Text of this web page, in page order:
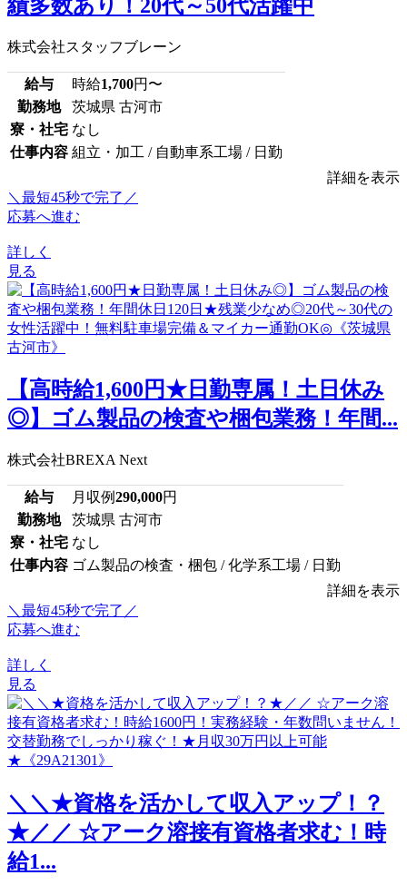
績多数あり！20代～50代活躍中
株式会社スタッフブレーン
給与 時給1,700円〜
勤務地
茨城県 古河市
寮・社宅 なし
仕事内容 組立・加工 / 自動車系工場 / 日勤
詳細を表示
＼最短45秒で完了／
応募へ進む
詳しく
見る
【高時給1,600円★日勤専属！土日休み
◎】ゴム製品の検査や梱包業務！年間...
株式会社BREXA Next
給与 月収例290,000円
勤務地
茨城県 古河市
寮・社宅 なし
仕事内容 ゴム製品の検査・梱包 / 化学系工場 / 日勤
詳細を表示
＼最短45秒で完了／
応募へ進む
詳しく
見る
＼＼★資格を活かして収入アップ！？
★／／ ☆アーク溶接有資格者求む！時
給1...